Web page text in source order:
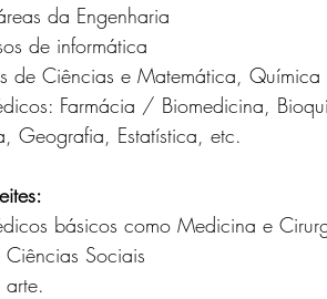
da Engenharia
de informática
de Ciências e Matemática,
Farmácia / Biomedicina,
Geografia, Estatística, etc.
básicos como Medicina e
Sociais